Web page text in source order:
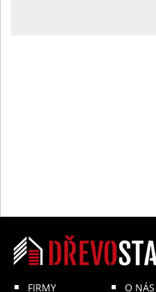
FIRMY O NÁS